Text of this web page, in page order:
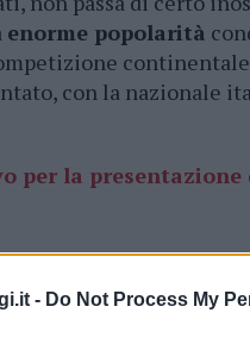
- Do Not Process My
enorme popolarità
con la nazionale
per la presentazione
abitante del posto ha
dalla sua auto,